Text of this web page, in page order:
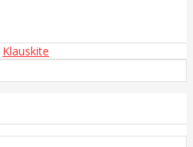
Klauskite